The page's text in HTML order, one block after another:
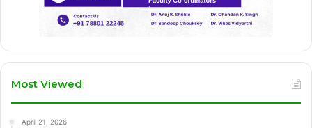
Most Viewed
April 21, 2026